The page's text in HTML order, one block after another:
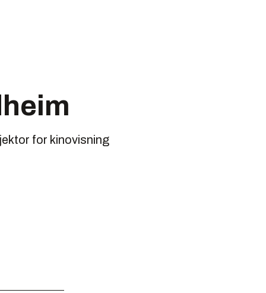
for kinovisning